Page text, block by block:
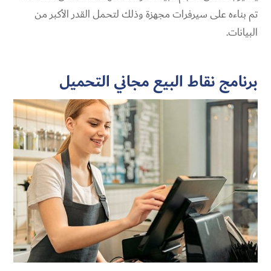
تم بناءه على سيرفرات مجهزة وذلك لتحمل القدر الأكبر من
البيانات.
برنامج نقاط البيع مجاني التحميل